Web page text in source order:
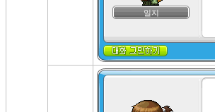
일지